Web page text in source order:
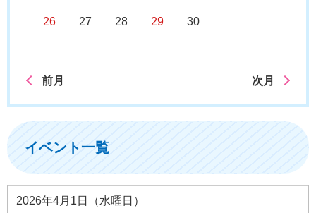
26 27 28 29 30
前月 次月
イベント一覧
2026年4月1日（水曜日）